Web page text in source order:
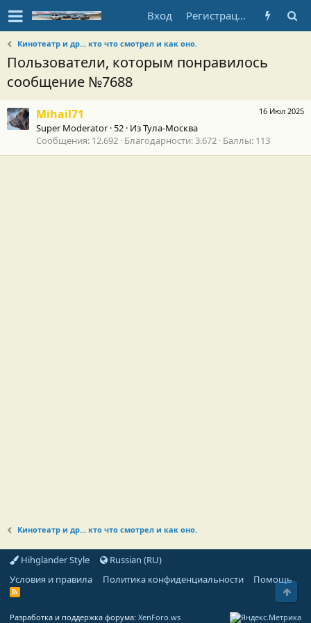
Вход Регистрация
Кинотеатр и др... кто что смотрел и как оно.
Пользователи, которым понравилось
сообщение №7688
16 Июл 2025
Mihail71
Super Moderator ·52 · ИзТула-Москва
Сообщения 12.692 Благодарности 3.672 Баллы 113
Кинотеатр и др... кто что смотрел и как оно.
Hihglander Style
Russian (RU)
Условия и правила
Политика конфиденциальности Помощь
R
Разработка и поддержка форума: XenForo.ws